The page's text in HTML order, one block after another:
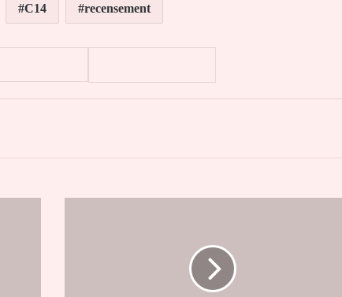
C14 recensement